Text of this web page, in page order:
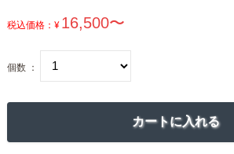
税込価格：¥
個数 ：